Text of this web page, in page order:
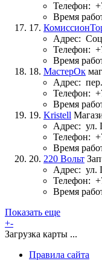
Телефон:
Время
17.
Адрес:
Телефон:
Время
18. МастерОк
Адрес:
Телефон:
Время
19. Kristell
Адрес: ул.
Телефон:
Время
20. 220 Вольт
Адрес: ул.
Телефон:
Время
Показать еще
+-
Загрузка карты ...
Правила сайта